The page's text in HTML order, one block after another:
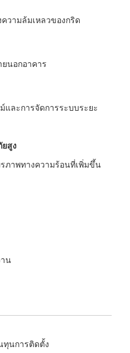
วามล้มเหลวของกริด
นอกอาคาร
และการจัดการระบบระยะ
ยสูง
ภาพทางความร้อนที่เพิ่มขึ้น
าน
ทุนการติดตั้ง